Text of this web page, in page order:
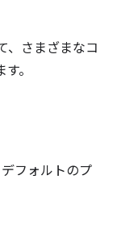
、さまざまなコ
。
フォルトのプ